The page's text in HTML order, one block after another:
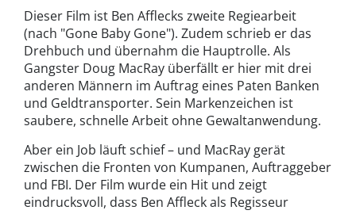
Dieser Film ist Ben Afflecks zweite Regiearbeit
(nach "Gone Baby Gone"). Zudem schrieb er das
Drehbuch und übernahm die Hauptrolle. Als
Gangster Doug MacRay überfällt er hier mit drei
anderen Männern im Auftrag eines Paten Banken
und Geldtransporter. Sein Markenzeichen ist
saubere, schnelle Arbeit ohne Gewaltanwendung.
Aber ein Job läuft schief – und MacRay gerät
zwischen die Fronten von Kumpanen, Auftraggeber
und FBI. Der Film wurde ein Hit und zeigt
eindrucksvoll, dass Ben Affleck als Regisseur